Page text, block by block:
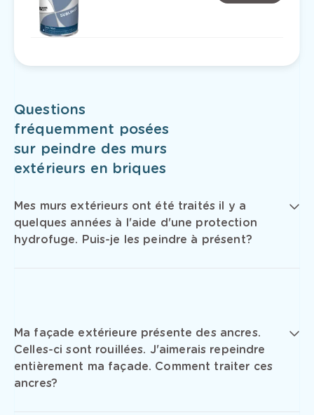
Questions
fréquemment posées
sur peindre des murs
extérieurs en briques
Mes murs extérieurs ont été traités il y a
quelques années à l'aide d'une protection
hydrofuge. Puis-je les peindre à présent?
Ma façade extérieure présente des ancres.
Celles-ci sont rouillées. J'aimerais repeindre
entièrement ma façade. Comment traiter ces
ancres?